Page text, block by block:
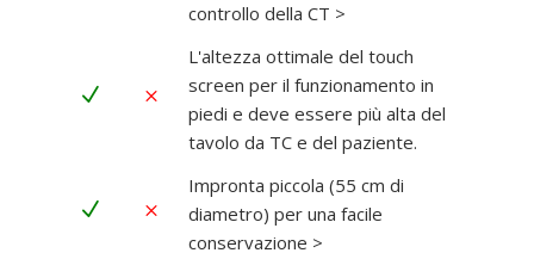
controllo della CT >
N M
L'altezza ottimale del touch
screen per il funzionamento in
piedi e deve essere più alta del
tavolo da TC e del paziente.
N M
Impronta piccola (55 cm di
diametro) per una facile
conservazione >